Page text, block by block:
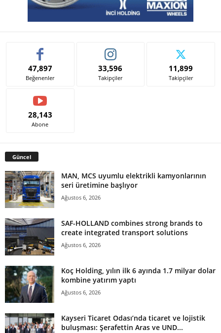
47,897
Beğenenler
33,596
Takipçiler
11,899
Takipçiler
28,143
Abone
Güncel
MAN, MCS uyumlu elektrikli kamyonlarının
seri üretimine başlıyor
Ağustos 6, 2026
SAF-HOLLAND combines strong brands to
create integrated transport solutions
Ağustos 6, 2026
Koç Holding, yılın ilk 6 ayında 1.7 milyar dolar
kombine yatırım yaptı
Ağustos 6, 2026
Kayseri Ticaret Odası’nda ticaret ve lojistik
buluşması: Şerafettin Aras ve UND...